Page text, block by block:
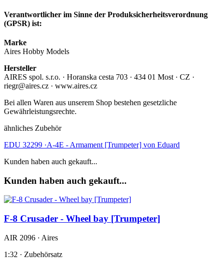
Verantwortlicher im Sinne der Produksicherheitsverordnung
(GPSR) ist:
Marke
Aires Hobby Models
Hersteller
AIRES spol. s.r.o. · Horanska cesta 703 · 434 01 Most · CZ ·
riegr@aires.cz · www.aires.cz
Bei allen Waren aus unserem Shop bestehen gesetzliche
Gewährleistungsrechte.
ähnliches Zubehör
EDU 32299 ·A-4E - Armament [Trumpeter] von Eduard
Kunden haben auch gekauft...
Kunden haben auch gekauft...
F-8 Crusader - Wheel bay [Trumpeter]
AIR 2096 · Aires
1:32 · Zubehörsatz